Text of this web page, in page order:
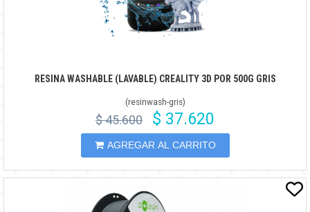
RESINA WASHABLE (LAVABLE) CREALITY 3D POR 500G GRIS
(resinwash-gris)
$ 45.600 $ 37.620
AGREGAR AL CARRITO